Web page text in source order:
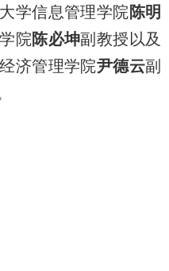
学信息管理学院陈明
院陈必坤副教授以及
济管理学院尹德云副